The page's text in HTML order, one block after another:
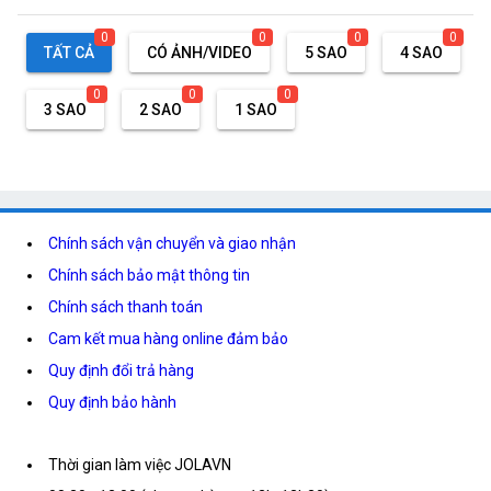
TẤT CẢ
0
CÓ ẢNH/VIDEO
0
5 SAO
0
4 SAO
0
3 SAO
0
2 SAO
0
1 SAO
0
Chính sách vận chuyển và giao nhận
Chính sách bảo mật thông tin
Chính sách thanh toán
Cam kết mua hàng online đảm bảo
Quy định đổi trả hàng
Quy định bảo hành
Thời gian làm việc JOLAVN